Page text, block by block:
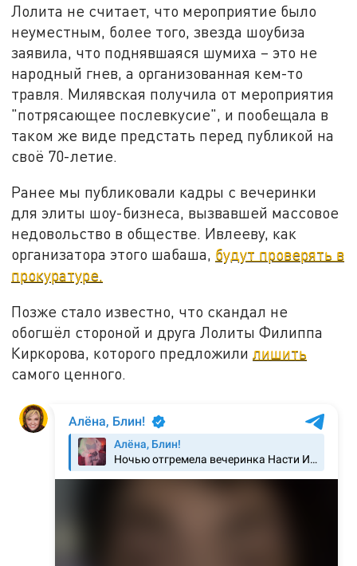
Лолита не считает, что мероприятие было
неуместным, более того, звезда шоубиза
заявила, что поднявшаяся шумиха – это не
народный гнев, а организованная кем-то
травля. Милявская получила от мероприятия
"потрясающее послевкусие", и пообещала в
таком же виде предстать перед публикой на
своё 70-летие.
Ранее мы публиковали кадры с вечеринки
для элиты шоу-бизнеса, вызвавшей массовое
недовольство в обществе. Ивлееву, как
организатора этого шабаша, будут проверять в
прокуратуре.
Позже стало известно, что скандал не
обогшёл стороной и друга Лолиты Филиппа
Киркорова, которого предложилилишить
самого ценного.